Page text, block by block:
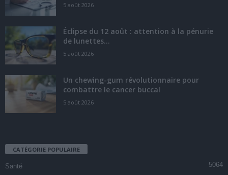
5 août 2026
Éclipse du 12 août : attention à la pénurie
de lunettes...
5 août 2026
Un chewing-gum révolutionnaire pour
combattre le cancer buccal
5 août 2026
CATÉGORIE POPULAIRE
Santé 5064